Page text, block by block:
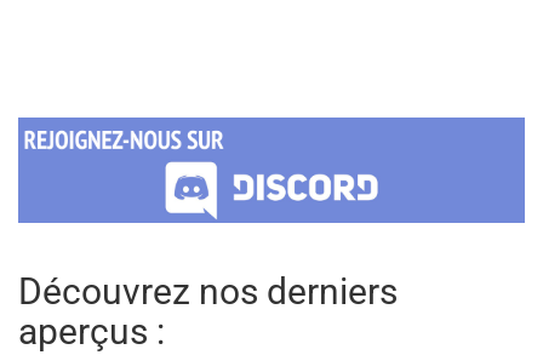
Découvrez nos derniers
aperçus :